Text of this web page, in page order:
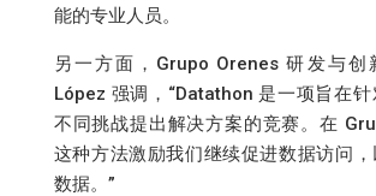
能的专业人员。
另一方面，Grupo Orenes 研发与创
López 强调，“Datathon 是一项旨在
不同挑战提出解决方案的竞赛。在
这种方法激励我们继续促进数据访问
数据。”